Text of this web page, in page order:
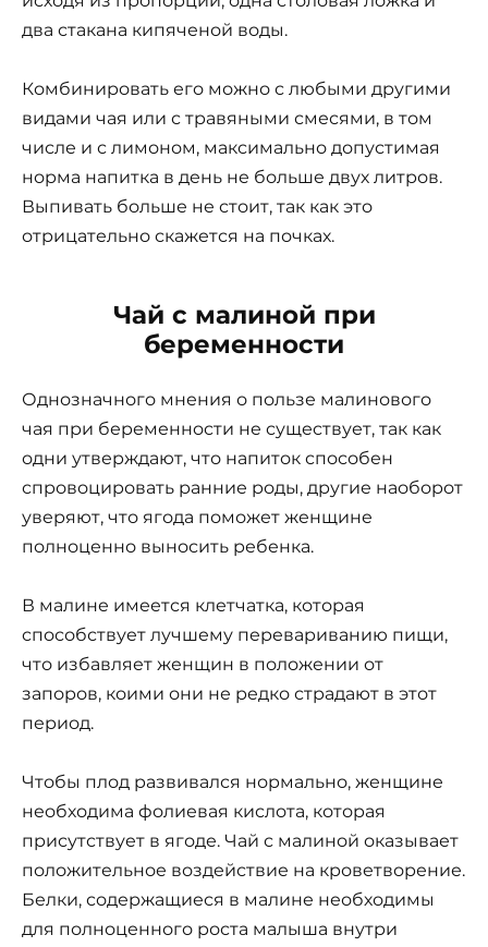
два стакана кипяченой воды.
Комбинировать его можно с любыми другими
видами чая или с травяными смесями, в том
числе и с лимоном, максимально допустимая
норма напитка в день не больше двух литров.
Выпивать больше не стоит, так как это
отрицательно скажется на почках.
Чай с малиной при
беременности
Однозначного мнения о пользе малинового
чая при беременности не существует, так как
одни утверждают, что напиток способен
спровоцировать ранние роды, другие наоборот
уверяют, что ягода поможет женщине
полноценно выносить ребенка.
В малине имеется клетчатка, которая
способствует лучшему перевариванию пищи,
что избавляет женщин в положении от
запоров, коими они не редко страдают в этот
период.
Чтобы плод развивался нормально, женщине
необходима фолиевая кислота, которая
присутствует в ягоде. Чай с малиной оказывает
положительное воздействие на кроветворение.
Белки, содержащиеся в малине необходимы
для полноценного роста малыша внутри